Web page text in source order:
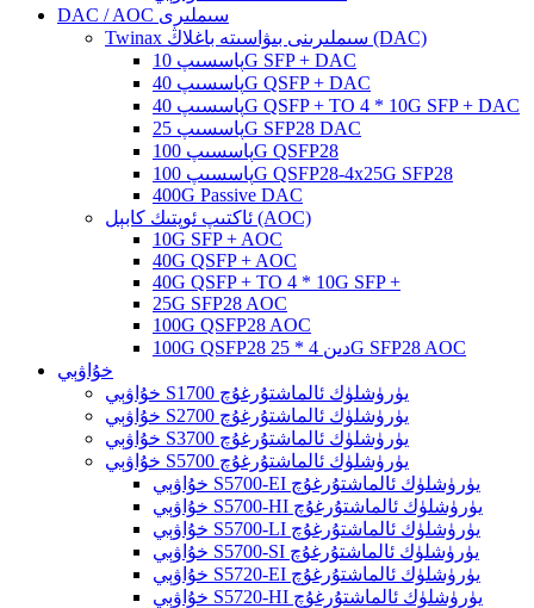
DAC / AOC سىملىرى
Twinax سىملىرىنى بىۋاسىتە باغلاڭ (DAC)
پاسسىپ 10G SFP + DAC
پاسسىپ 40G QSFP + DAC
پاسسىپ 40G QSFP + TO 4 * 10G SFP + DAC
پاسسىپ 25G SFP28 DAC
پاسسىپ 100G QSFP28
پاسسىپ 100G QSFP28-4x25G SFP28
400G Passive DAC
ئاكتىپ ئوپتىك كابېل (AOC)
10G SFP + AOC
40G QSFP + AOC
40G QSFP + TO 4 * 10G SFP +
25G SFP28 AOC
100G QSFP28 AOC
100G QSFP28 دىن 4 * 25G SFP28 AOC
خۇاۋېي
خۇاۋېي S1700 يۈرۈشلۈك ئالماشتۇرغۇچ
خۇاۋېي S2700 يۈرۈشلۈك ئالماشتۇرغۇچ
خۇاۋېي S3700 يۈرۈشلۈك ئالماشتۇرغۇچ
خۇاۋېي S5700 يۈرۈشلۈك ئالماشتۇرغۇچ
خۇاۋېي S5700-EI يۈرۈشلۈك ئالماشتۇرغۇچ
خۇاۋېي S5700-HI يۈرۈشلۈك ئالماشتۇرغۇچ
خۇاۋېي S5700-LI يۈرۈشلۈك ئالماشتۇرغۇچ
خۇاۋېي S5700-SI يۈرۈشلۈك ئالماشتۇرغۇچ
خۇاۋېي S5720-EI يۈرۈشلۈك ئالماشتۇرغۇچ
خۇاۋېي S5720-HI يۈرۈشلۈك ئالماشتۇرغۇچ